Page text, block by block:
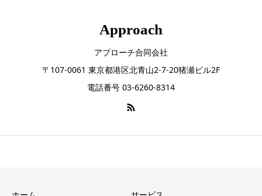
Approach
アプローチ合同会社
〒107-0061 東京都港区北青山2-7-20猪瀬ビル2F
電話番号 03-6260-8314